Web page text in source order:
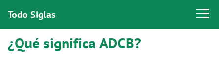
Todo Siglas
¿Qué significa ADCB?